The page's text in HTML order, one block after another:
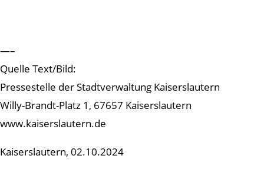
—–
Quelle Text/Bild:
Pressestelle der Stadtverwaltung Kaiserslautern
Willy-Brandt-Platz 1, 67657 Kaiserslautern
www.kaiserslautern.de
Kaiserslautern, 02.10.2024